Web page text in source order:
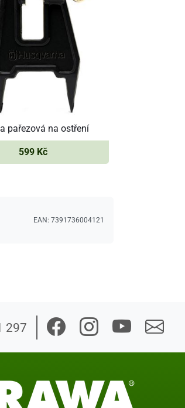
pařezová na ostření
599 Kč
EAN: 7391736004121
297